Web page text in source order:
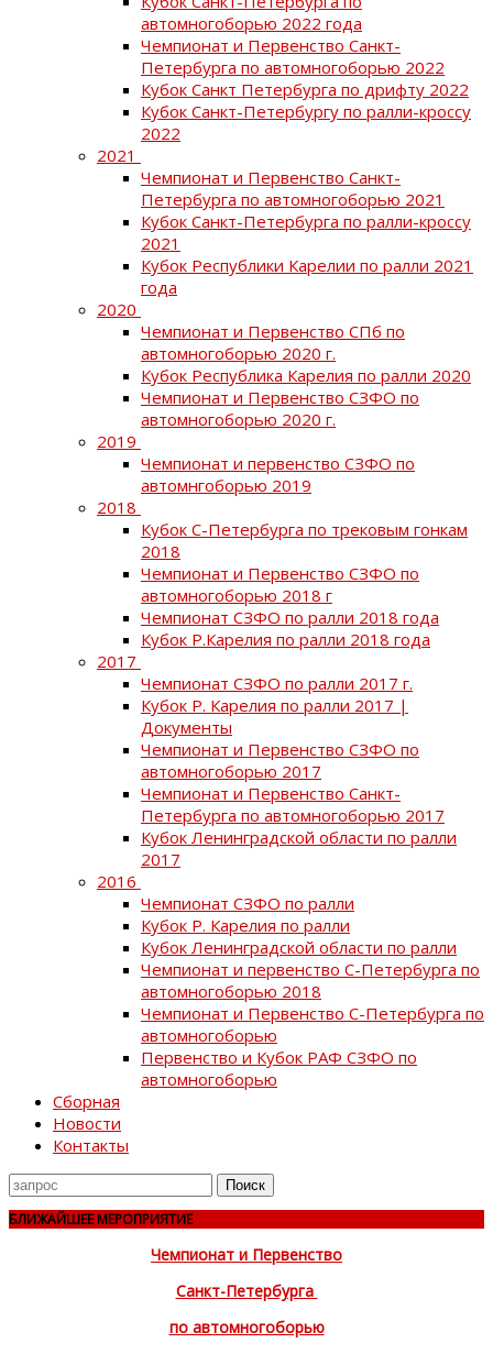
автомногоборью 2022 года
Чемпионат и Первенство Санкт-
Петербурга по автомногоборью 2022
Кубок Санкт Петербурга по дрифту 2022
Кубок Санкт-Петербургу по ралли-кроссу
2022
2021
Чемпионат и Первенство Санкт-
Петербурга по автомногоборью 2021
Кубок Санкт-Петербурга по ралли-кроссу
2021
Кубок Республики Карелии по ралли 2021
года
2020
Чемпионат и Первенство СПб по
автомногоборью 2020 г.
Кубок Республика Карелия по ралли 2020
Чемпионат и Первенство СЗФО по
автомногоборью 2020 г.
2019
Чемпионат и первенство СЗФО по
автомнгоборью 2019
2018
Кубок С-Петербурга по трековым гонкам
2018
Чемпионат и Первенство СЗФО по
автомногоборью 2018 г
Чемпионат СЗФО по ралли 2018 года
Кубок Р.Карелия по ралли 2018 года
2017
Чемпионат СЗФО по ралли 2017 г.
Кубок Р. Карелия по ралли 2017 |
Документы
Чемпионат и Первенство СЗФО по
автомногоборью 2017
Чемпионат и Первенство Санкт-
Петербурга по автомногоборью 2017
Кубок Ленинградской области по ралли
2017
2016
Чемпионат СЗФО по ралли
Кубок Р. Карелия по ралли
Кубок Ленинградской области по ралли
Чемпионат и первенство С-Петербурга по
автомногоборью 2018
Чемпионат и Первенство С-Петербурга по
автомногоборью
Первенство и Кубок РАФ СЗФО по
автомногоборью
Сборная
Новости
Контакты
Поиск
для
БЛИЖАЙШЕЕ МЕРОПРИЯТИЕ
Чемпионат и Первенство
Санкт-Петербурга
по автомногоборью